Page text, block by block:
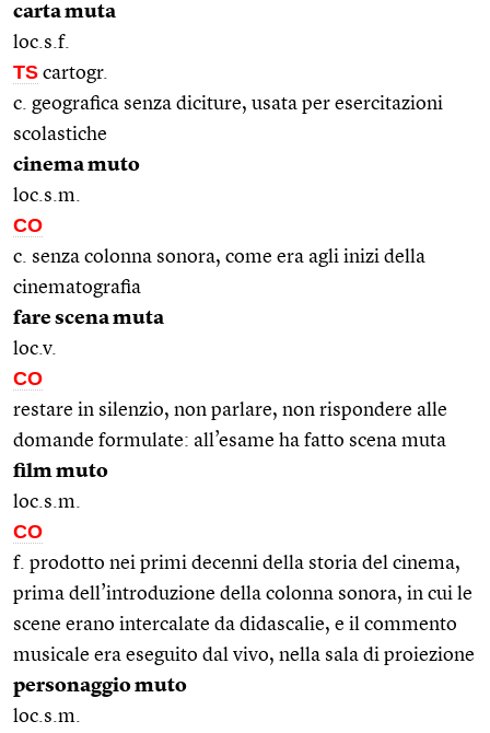
carta muta
loc.s.f.
TS cartogr.
c. geografica senza diciture, usata per esercitazioni
scolastiche
cinema muto
loc.s.m.
CO
c. senza colonna sonora, come era agli inizi della
cinematografia
fare scena muta
loc.v.
CO
restare in silenzio, non parlare, non rispondere alle
domande formulate: all’esame ha fatto scena muta
film muto
loc.s.m.
CO
f. prodotto nei primi decenni della storia del cinema,
prima dell’introduzione della colonna sonora, in cui le
scene erano intercalate da didascalie, e il commento
musicale era eseguito dal vivo, nella sala di proiezione
personaggio muto
loc.s.m.